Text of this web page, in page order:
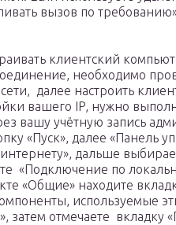
вызов по
клиентский
необходимо
далее настроить
вашего IP, нужно
вашу учётную запись
«Пуск», далее «Панель
дальше
«Подключение по
«Общие» находите
используемые
затем отмечаете вкладку